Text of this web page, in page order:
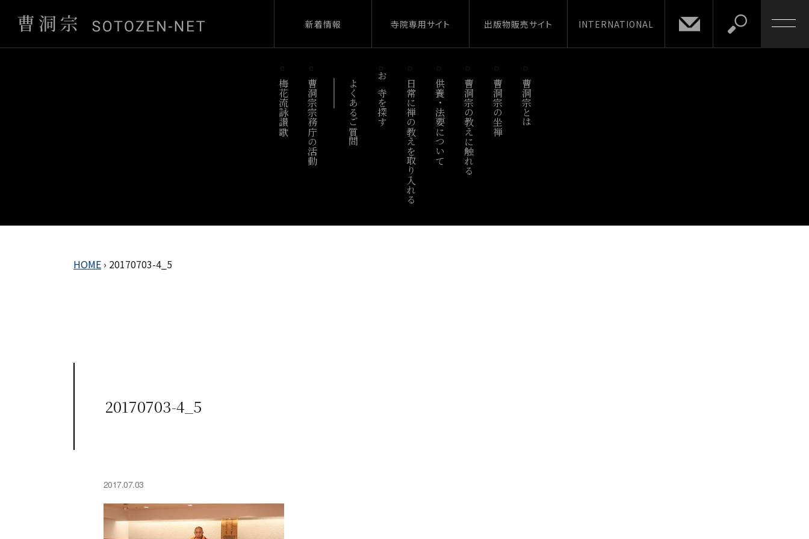
新着情報 寺院専用サイト 出版物販売サイト INTERNATIONAL
梅花流詠讃歌 曹洞宗宗務庁の活動 よくあるご質問 お寺を探す 日常に禅の教えを取り入れる 供養・法要について 曹洞宗の教えに触れる 曹洞宗の坐禅 曹洞宗とは
HOME › 20170703-4_5
20170703-4_5
2017.07.03